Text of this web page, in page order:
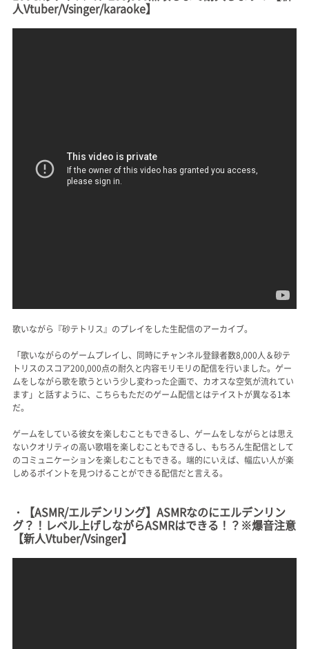
人Vtuber/Vsinger/karaoke】
歌いながら『砂テトリス』のプレイをした生配信のアーカイブ。
「歌いながらのゲームプレイし、同時にチャンネル登録者数8,000人＆砂テ
トリスのスコア200,000点の耐久と内容モリモリの配信を行いました。ゲー
ムをしながら歌を歌うという少し変わった企画で、カオスな空気が流れてい
ます」と話すように、こちらもただのゲーム配信とはテイストが異なる1本
だ。
ゲームをしている彼女を楽しむこともできるし、ゲームをしながらとは思え
ないクオリティの高い歌唱を楽しむこともできるし、もちろん生配信として
のコミュニケーションを楽しむこともできる。端的にいえば、幅広い人が楽
しめるポイントを見つけることができる配信だと言える。
・【ASMR/エルデンリング】ASMRなのにエルデンリン
グ？！レベル上げしながらASMRはできる！？※爆音注意
【新人Vtuber/Vsinger】